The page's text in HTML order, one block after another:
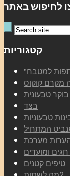
לחיפוש באתר
קטגוריות
למטבח
מקרם קוקוס
טבעונית
בצד
טבעוניות
המתחיל
מערכת
טיפים קטנים